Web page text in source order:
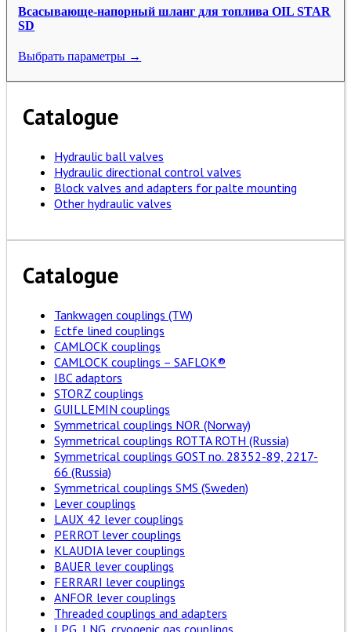
Всасывающе-напорный шланг для топлива OIL STAR
SD
Выбрать параметры →
Catalogue
Hydraulic ball valves
Hydraulic directional control valves
Block valves and adapters for palte mounting
Other hydraulic valves
Catalogue
Tankwagen couplings (TW)
Ectfe lined couplings
CAMLOCK couplings
CAMLOCK couplings – SAFLOK®
IBC adaptors
STORZ couplings
GUILLEMIN couplings
Symmetrical couplings NOR (Norway)
Symmetrical couplings ROTTA ROTH (Russia)
Symmetrical couplings GOST no. 28352-89, 2217-
66 (Russia)
Symmetrical couplings SMS (Sweden)
Lever couplings
LAUX 42 lever couplings
PERROT lever couplings
KLAUDIA lever couplings
BAUER lever couplings
FERRARI lever couplings
ANFOR lever couplings
Threaded couplings and adapters